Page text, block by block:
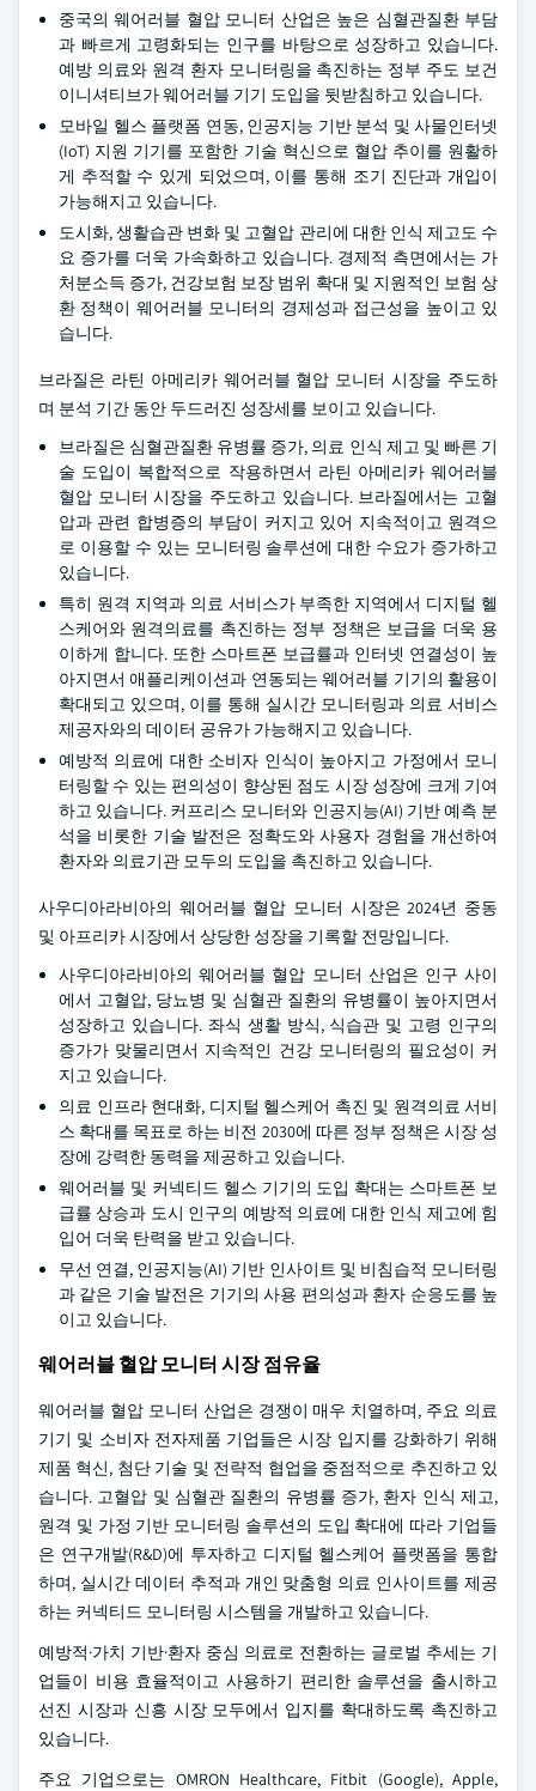
중국의 웨어러블 혈압 모니터 산업은 높은 심혈관질환 부담
과 빠르게 고령화되는 인구를 바탕으로 성장하고 있습니다.
예방 의료와 원격 환자 모니터링을 촉진하는 정부 주도 보건
이니셔티브가 웨어러블 기기 도입을 뒷받침하고 있습니다.
모바일 헬스 플랫폼 연동, 인공지능 기반 분석 및 사물인터넷
(IoT) 지원 기기를 포함한 기술 혁신으로 혈압 추이를 원활하
게 추적할 수 있게 되었으며, 이를 통해 조기 진단과 개입이
가능해지고 있습니다.
도시화, 생활습관 변화 및 고혈압 관리에 대한 인식 제고도 수
요 증가를 더욱 가속화하고 있습니다. 경제적 측면에서는 가
처분소득 증가, 건강보험 보장 범위 확대 및 지원적인 보험 상
환 정책이 웨어러블 모니터의 경제성과 접근성을 높이고 있
습니다.
브라질은 라틴 아메리카 웨어러블 혈압 모니터 시장을 주도하
며 분석 기간 동안 두드러진 성장세를 보이고 있습니다.
브라질은 심혈관질환 유병률 증가, 의료 인식 제고 및 빠른 기
술 도입이 복합적으로 작용하면서 라틴 아메리카 웨어러블
혈압 모니터 시장을 주도하고 있습니다. 브라질에서는 고혈
압과 관련 합병증의 부담이 커지고 있어 지속적이고 원격으
로 이용할 수 있는 모니터링 솔루션에 대한 수요가 증가하고
있습니다.
특히 원격 지역과 의료 서비스가 부족한 지역에서 디지털 헬
스케어와 원격의료를 촉진하는 정부 정책은 보급을 더욱 용
이하게 합니다. 또한 스마트폰 보급률과 인터넷 연결성이 높
아지면서 애플리케이션과 연동되는 웨어러블 기기의 활용이
확대되고 있으며, 이를 통해 실시간 모니터링과 의료 서비스
제공자와의 데이터 공유가 가능해지고 있습니다.
예방적 의료에 대한 소비자 인식이 높아지고 가정에서 모니
터링할 수 있는 편의성이 향상된 점도 시장 성장에 크게 기여
하고 있습니다. 커프리스 모니터와 인공지능(AI) 기반 예측 분
석을 비롯한 기술 발전은 정확도와 사용자 경험을 개선하여
환자와 의료기관 모두의 도입을 촉진하고 있습니다.
사우디아라비아의 웨어러블 혈압 모니터 시장은 2024년 중동
및 아프리카 시장에서 상당한 성장을 기록할 전망입니다.
사우디아라비아의 웨어러블 혈압 모니터 산업은 인구 사이
에서 고혈압, 당뇨병 및 심혈관 질환의 유병률이 높아지면서
성장하고 있습니다. 좌식 생활 방식, 식습관 및 고령 인구의
증가가 맞물리면서 지속적인 건강 모니터링의 필요성이 커
지고 있습니다.
의료 인프라 현대화, 디지털 헬스케어 촉진 및 원격의료 서비
스 확대를 목표로 하는 비전 2030에 따른 정부 정책은 시장 성
장에 강력한 동력을 제공하고 있습니다.
웨어러블 및 커넥티드 헬스 기기의 도입 확대는 스마트폰 보
급률 상승과 도시 인구의 예방적 의료에 대한 인식 제고에 힘
입어 더욱 탄력을 받고 있습니다.
무선 연결, 인공지능(AI) 기반 인사이트 및 비침습적 모니터링
과 같은 기술 발전은 기기의 사용 편의성과 환자 순응도를 높
이고 있습니다.
웨어러블 혈압 모니터 시장 점유율
웨어러블 혈압 모니터 산업은 경쟁이 매우 치열하며, 주요 의료
기기 및 소비자 전자제품 기업들은 시장 입지를 강화하기 위해
제품 혁신, 첨단 기술 및 전략적 협업을 중점적으로 추진하고 있
습니다. 고혈압 및 심혈관 질환의 유병률 증가, 환자 인식 제고,
원격 및 가정 기반 모니터링 솔루션의 도입 확대에 따라 기업들
은 연구개발(R&D)에 투자하고 디지털 헬스케어 플랫폼을 통합
하며, 실시간 데이터 추적과 개인 맞춤형 의료 인사이트를 제공
하는 커넥티드 모니터링 시스템을 개발하고 있습니다.
예방적·가치 기반·환자 중심 의료로 전환하는 글로벌 추세는 기
업들이 비용 효율적이고 사용하기 편리한 솔루션을 출시하고
선진 시장과 신흥 시장 모두에서 입지를 확대하도록 촉진하고
있습니다.
주요 기업으로는 OMRON Healthcare, Fitbit (Google), Apple,